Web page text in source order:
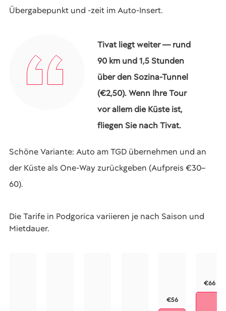
Übergabepunkt und -zeit im Auto-Insert.
Tivat liegt weiter — rund
90 km und 1,5 Stunden
über den Sozina-Tunnel
(€2,50). Wenn Ihre Tour
vor allem die Küste ist,
fliegen Sie nach Tivat.
Schöne Variante: Auto am TGD übernehmen und an
der Küste als One-Way zurückgeben (Aufpreis €30–
60).
Die Tarife in Podgorica variieren je nach Saison und
Mietdauer.
€56
€66